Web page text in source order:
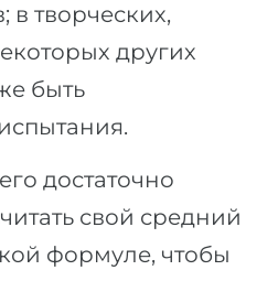
в творческих,
других
быть
достаточно
свой средний
формуле, чтобы